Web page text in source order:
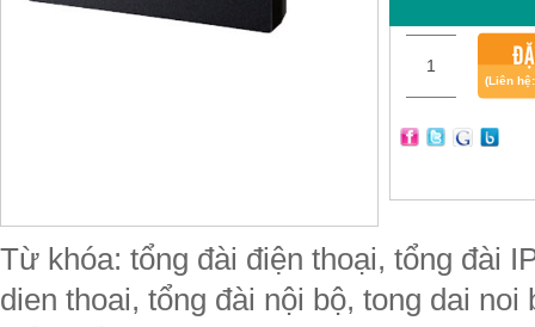
(Liên
Từ khóa: tổng đài điện thoại, tổng đài
dien thoai, tổng đài nội bộ, tong dai